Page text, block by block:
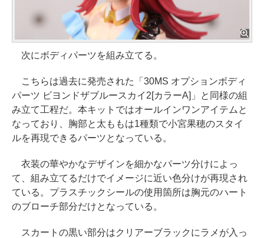
次にボディパーツを組み立てる。
こちらは過去に発売された「30MS オプションボディ
パーツ ビヨンドザブルースカイ2[カラーA]」と同様の組
み立て工程だ。本キットではオールインワンアイテムと
なっており、胸部と太ももは1種類で小宮果穂のスタイ
ルを再現できるパーツとなっている。
衣装の華やかなデザインを細かなパーツ分けによっ
て、組み立てるだけでイメージに近い色分けが再現され
ている。プラスチックシールの使用箇所は胸元のハート
のブローチ部分だけとなっている。
スカートの黒い部分はクリアーブラックにラメが入っ